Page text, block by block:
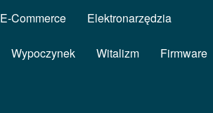
E-Commerce Elektronarzędzia
Wypoczynek Witalizm Firmware